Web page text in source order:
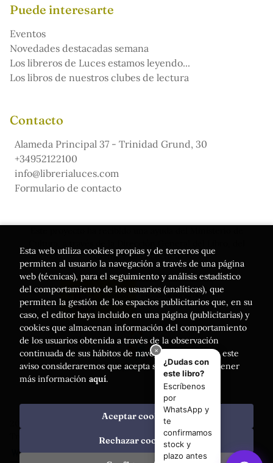
Puede interesarte
Eventos
Novedades destacadas semana
Los libreros de Luces estamos leyendo...
Los libros de nuestros clubes de lectura
Contacto
Alameda Principal 37 - Trinidad Grund, 30
+34952122100
info@librerialuces.com
Formulario de contacto
Cómic y de la Lectura
. Todos los Derechos Reservados |
Esta web utiliza cookies propias y de terceros que
permiten al usuario la navegación a través de una página
web (técnicas), para el seguimiento y análisis estadístico
del comportamiento de los usuarios (analíticas), que
permiten la gestión de los espacios publicitarios que, en su
caso, el editor haya incluido en una página (publicitarias) y
cookies que almacenan información del comportamiento
de los usuarios obtenida a través de la observación
continuada de sus hábitos de navegación. Si acepta este
aviso consideraremos que acepta su uso. Puede obtener
más información aquí.
Rechazar cookies
Aceptar cookies